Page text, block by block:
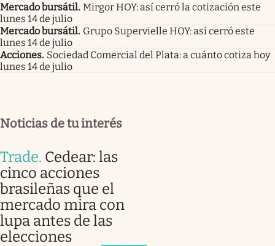
Mercado bursátil. Mirgor HOY: así cerró la cotización este
lunes 14 de julio
Mercado bursátil. Grupo Supervielle HOY: así cerró este
lunes 14 de julio
Acciones. Sociedad Comercial del Plata: a cuánto cotiza hoy
lunes 14 de julio
Noticias de tu interés
Trade. Cedear: las
cinco acciones
brasileñas que el
mercado mira con
lupa antes de las
elecciones